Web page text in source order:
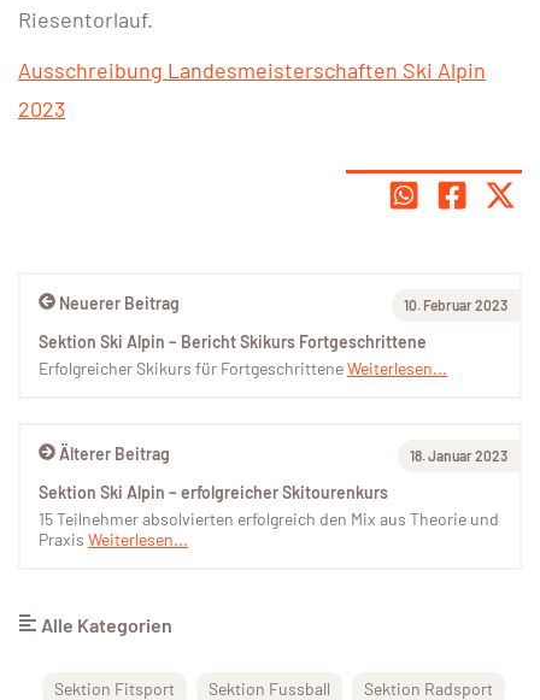
Riesentorlauf.
Ausschreibung Landesmeisterschaften Ski Alpin
2023
Älterer Beitrag 18. Januar 2023
Sektion Ski Alpin – erfolgreicher Skitourenkurs
15 Teilnehmer absolvierten erfolgreich den Mix aus Theorie und
Praxis Weiterlesen...
Neuerer Beitrag 10. Februar 2023
Sektion Ski Alpin – Bericht Skikurs Fortgeschrittene
Erfolgreicher Skikurs für FortgeschritteneWeiterlesen...
Alle Kategorien
Sektion Fitsport Sektion Fussball Sektion Radsport